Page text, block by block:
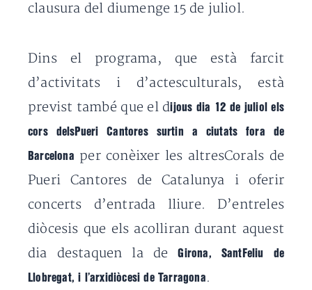
clausura del diumenge 15 de juliol.
Dins el programa, que està farcit
d’activitats i d’actesculturals, està
previst també que el dijous dia 12 de juliol els
cors delsPueri Cantores surtin a ciutats fora de
Barcelona per conèixer les altresCorals de
Pueri Cantores de Catalunya i oferir
concerts d’entrada lliure. D’entreles
diòcesis que els acolliran durant aquest
dia destaquen la deGirona, SantFeliu de
Llobregat, i l’arxidiòcesi de Tarragona .